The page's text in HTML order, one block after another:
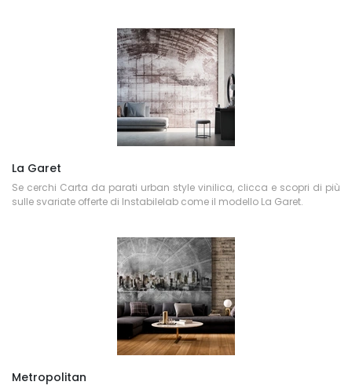
La Garet
Se cerchi Carta da parati urban style vinilica, clicca e scopri di più
sulle svariate offerte di Instabilelab come il modello La Garet.
Metropolitan